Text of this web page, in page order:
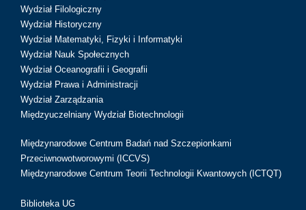
Wydział Filologiczny
Wydział Historyczny
Wydział Matematyki, Fizyki i Informatyki
Wydział Nauk Społecznych
Wydział Oceanografii i Geografii
Wydział Prawa i Administracji
Wydział Zarządzania
Międzyuczelniany Wydział Biotechnologii
Międzynarodowe Centrum Badań nad Szczepionkami
Przeciwnowotworowymi (ICCVS)
Międzynarodowe Centrum Teorii Technologii Kwantowych (ICTQT)
Biblioteka UG